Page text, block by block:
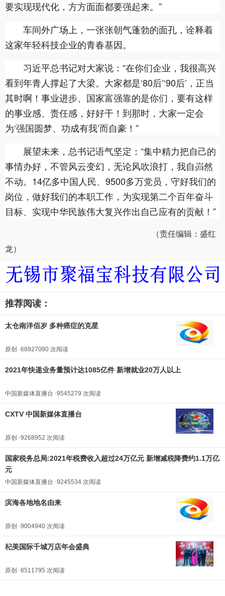
要实现现代化，方方面面都要强起来。”
车间外广场上，一张张朝气蓬勃的面孔，诠释着
这家年轻科技企业的青春基因。
习近平总书记对大家说：“在你们企业，我很高兴
看到年青人撑起了大梁。大家都是‘80后’‘90后’，正当
其时啊！事业进步、国家富强靠的是你们，要有这样
的事业感、责任感，好好干！到那时，大家一定会
为‘强国圆梦、功成有我’而自豪！”
展望未来，总书记语气坚定：“集中精力把自己的
事情办好，不管风云变幻，无论风吹浪打，我自岿然
不动。14亿多中国人民、9500多万党员，守好我们的
岗位，做好我们的本职工作，为实现第二个百年奋斗
目标、实现中华民族伟大复兴作出自己应有的贡献！”
（责任编辑：盛红
龙）
推荐阅读：
太仓南洋佰岁 多种癌症的克星
原创 ·68927090 次阅读
2021年快递业务量预计达1085亿件 新增就业20万人以上
中国新媒体直播台 ·9545279 次阅读
CXTV 中国新媒体直播台
原创 ·9268952 次阅读
国家税务总局:2021年税费收入超过24万亿元 新增减税降费约1.1万亿
元
中国新媒体直播台 ·9245534 次阅读
滨海各地地名由来
原创 ·9004940 次阅读
杞美国际千城万店年会盛典
原创 ·8511795 次阅读